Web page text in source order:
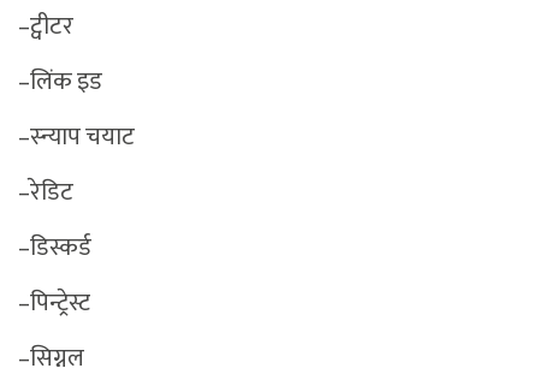
–ट्वीटर
–लिंक इड
–स्न्याप चयाट
–रेडिट
–डिस्कर्ड
–पिन्ट्रेस्ट
–सिग्नल